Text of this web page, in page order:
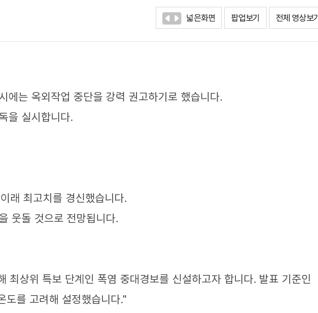
넓은화면 팝업보기 전체 영상보기
에는 옥외작업 중단을 강력 권고하기로 했습니다.
을 실시합니다.
래 최고치를 경신했습니다.
웃돌 것으로 전망됩니다.
최상위 특보 단계인 폭염 중대경보를 신설하고자 합니다. 발표 기준인
를 고려해 설정했습니다."